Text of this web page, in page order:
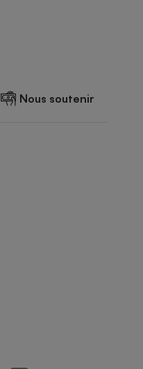
Nous soutenir